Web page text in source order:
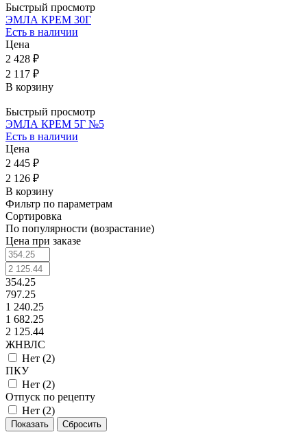
Быстрый просмотр
ЭМЛА КРЕМ 30Г
Есть в наличии
Цена
2 428 ₽
2 117 ₽
В корзину
Быстрый просмотр
ЭМЛА КРЕМ 5Г №5
Есть в наличии
Цена
2 445 ₽
2 126 ₽
В корзину
Фильтр по параметрам
Сортировка
По популярности (возрастание)
Цена при заказе
354.25
797.25
1 240.25
1 682.25
2 125.44
ЖНВЛС
Нет (2)
ПКУ
Нет (2)
Отпуск по рецепту
Нет (2)
Сбросить